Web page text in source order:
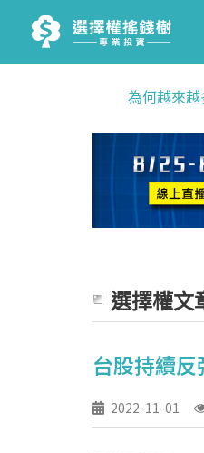
為何越來
選擇權文
台股持續
2022-11-01